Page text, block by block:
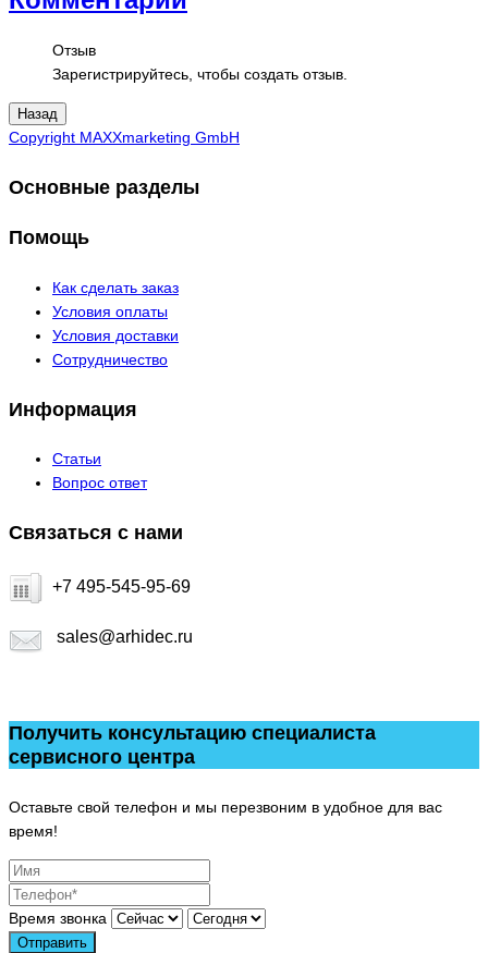
Отзыв
Зарегистрируйтесь, чтобы создать отзыв.
Copyright MAXXmarketing GmbH
Основные разделы
Помощь
Как сделать заказ
Условия оплаты
Условия доставки
Сотрудничество
Информация
Статьи
Вопрос ответ
Связаться с нами
+7 495-545-95-69
sales@arhidec.ru
Получить консультацию специалиста
сервисного центра
Оставьте свой телефон и мы перезвоним в удобное для вас
время!
Время звонка
Отправить